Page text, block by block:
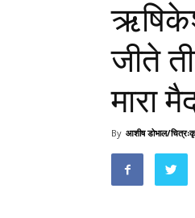
जीते
मारा
By आशीष डोभाल/